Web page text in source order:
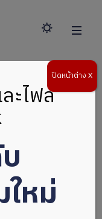
ด้
ะไฟล์
หม่
ปิดหน้าต่าง X